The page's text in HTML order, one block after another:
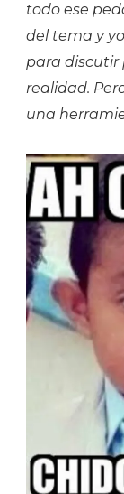
todo ese
del tema y
para discutir
realidad.
una